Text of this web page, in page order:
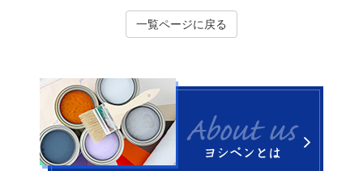
一覧ページに戻る